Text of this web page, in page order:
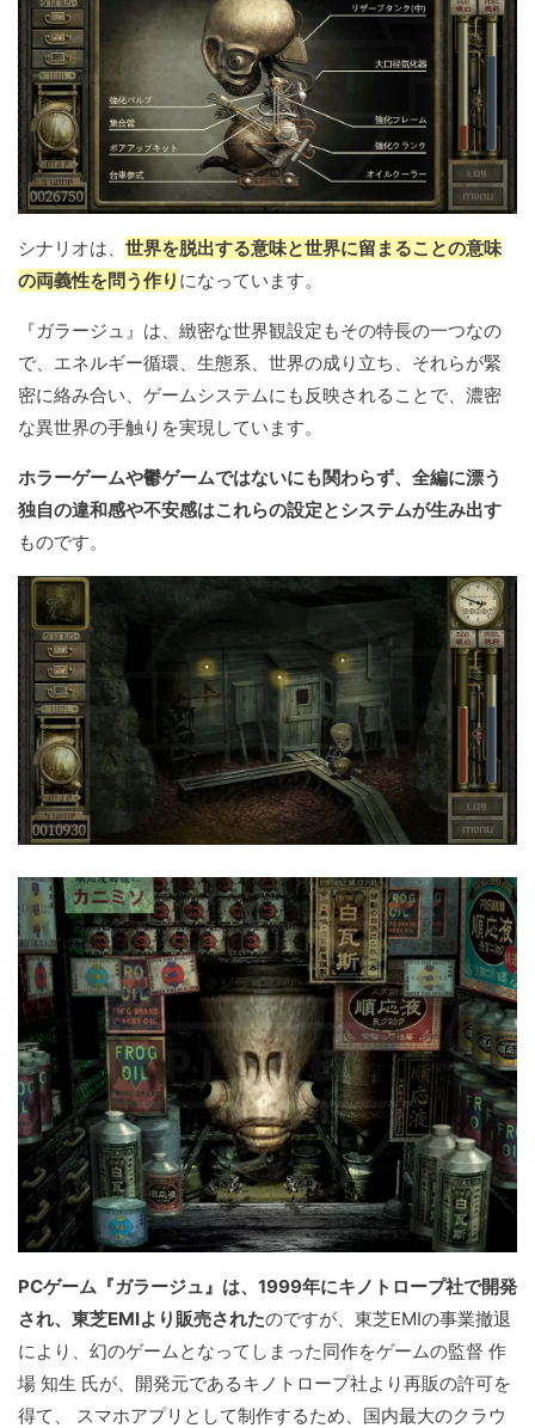
シナリオは、 世界を脱出する意味と世界に留まることの意味
の両義性を問う作り になっています。
『ガラージュ』は、緻密な世界観設定もその特長の一つなの
で、エネルギー循環、生態系、世界の成り立ち、それらが緊
密に絡み合い、ゲームシステムにも反映されることで、濃密
な異世界の手触りを実現しています。
ホラーゲームや鬱ゲームではないにも関わらず、全編に漂う
独自の違和感や不安感はこれらの設定とシステムが生み出す
ものです。
PCゲーム『ガラージュ』は、1999年にキノトロープ社で開発
され、東芝EMIより販売されたのですが、東芝EMIの事業撤退
により、幻のゲームとなってしまった同作をゲームの監督 作
場 知生 氏が、開発元であるキノトロープ社より再販の許可を
得て、 スマホアプリとして制作するため、国内最大のクラウ